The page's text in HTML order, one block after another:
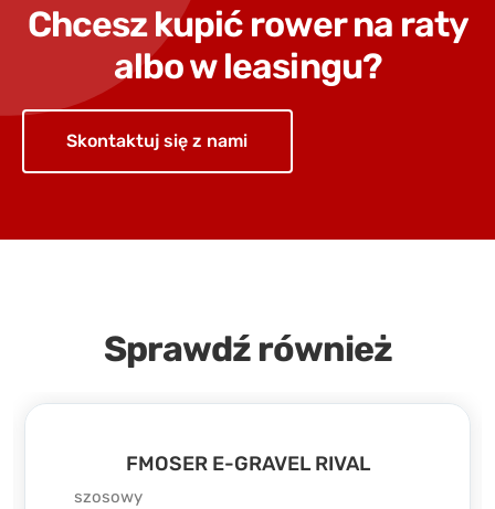
Chcesz kupić rower na raty
albo w leasingu?
Skontaktuj się z nami
Sprawdź również
FMOSER E-GRAVEL RIVAL
szosowy